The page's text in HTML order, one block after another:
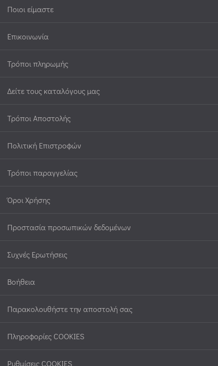
Ποιοι είμαστε
Επικοινωνία
Τρόποι πληρωμής
Δείτε τους καταλόγους μας
Τρόποι Αποστολής
Πολιτική Επιστροφών
Τρόποι παραγγελίας
Όροι Χρήσης
Προστασία προσωπικών δεδομένων
Συχνές Ερωτήσεις
Βοήθεια
Παρακολουθήστε την αποστολή σας
Πληροφορίες COOKIES
Ρυθμίσεις COOKIES